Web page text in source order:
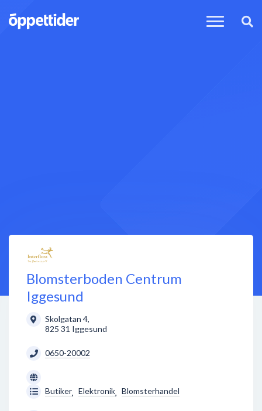
Blomsterboden Centrum
Iggesund
Skolgatan 4,
825 31 Iggesund
0650-20002
Butiker, Elektronik, Blomsterhandel